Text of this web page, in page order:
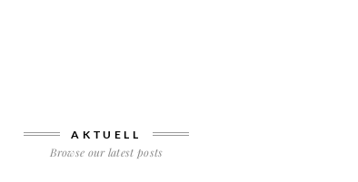
AKTUELL
Browse our latest posts